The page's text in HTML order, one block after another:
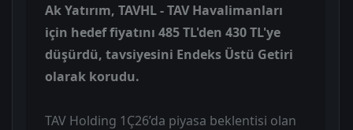
Ak Yatırım, TAVHL - TAV Havalimanları
için hedef fiyatını 485 TL'den 430 TL'ye
düşürdü, tavsiyesini Endeks Üstü Getiri
olarak korudu.
TAV Holding 1Ç26’da piyasa beklentisi olan